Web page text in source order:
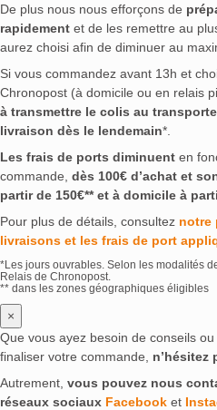
De plus nous nous efforçons de
rapidement et de les remettre au
aurez choisi afin de diminuer au
Si vous commandez avant 13h et
Chronopost (à domicile ou en relais
à transmettre le colis au
livraison dès le lendemain*.
Les frais de ports diminuent en
commande, dès 100€ d’achat et
partir de 150€** et à domicile à
Pour plus de détails, consultez notre
livraisons et les frais de port
*Les jours ouvrables. Selon les modalités
Relais de Chronopost.
** dans les zones géographiques éligibles
×
Que vous ayez besoin de conseils
finaliser votre commande, n’hésitez
Autrement, vous pouvez nous
réseaux sociaux Facebook et